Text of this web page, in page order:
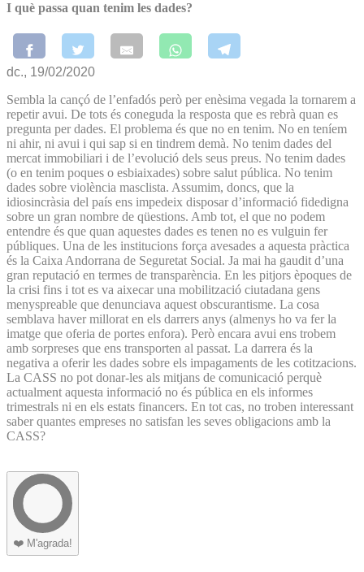
I què passa quan tenim les dades?
dc., 19/02/2020
Sembla la cançó de l’enfadós però per enèsima vegada la tornarem a
repetir avui. De tots és coneguda la resposta que es rebrà quan es
pregunta per dades. El problema és que no en tenim. No en teníem
ni ahir, ni avui i qui sap si en tindrem demà. No tenim dades del
mercat immobiliari i de l’evolució dels seus preus. No tenim dades
(o en tenim poques o esbiaixades) sobre salut pública. No tenim
dades sobre violència masclista. Assumim, doncs, que la
idiosincràsia del país ens impedeix disposar d’informació fidedigna
sobre un gran nombre de qüestions. Amb tot, el que no podem
entendre és que quan aquestes dades es tenen no es vulguin fer
públiques. Una de les institucions força avesades a aquesta pràctica
és la Caixa Andorrana de Seguretat Social. Ja mai ha gaudit d’una
gran reputació en termes de transparència. En les pitjors èpoques de
la crisi fins i tot es va aixecar una mobilització ciutadana gens
menyspreable que denunciava aquest obscurantisme. La cosa
semblava haver millorat en els darrers anys (almenys ho va fer la
imatge que oferia de portes enfora). Però encara avui ens trobem
amb sorpreses que ens transporten al passat. La darrera és la
negativa a oferir les dades sobre els impagaments de les cotitzacions.
La CASS no pot donar-les als mitjans de comunicació perquè
actualment aquesta informació no és pública en els informes
trimestrals ni en els estats financers. En tot cas, no troben interessant
saber quantes empreses no satisfan les seves obligacions amb la
CASS?
❤️ M'agrada!